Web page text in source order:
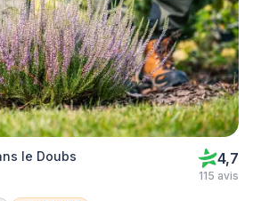
le Doubs 4,7
115 avis